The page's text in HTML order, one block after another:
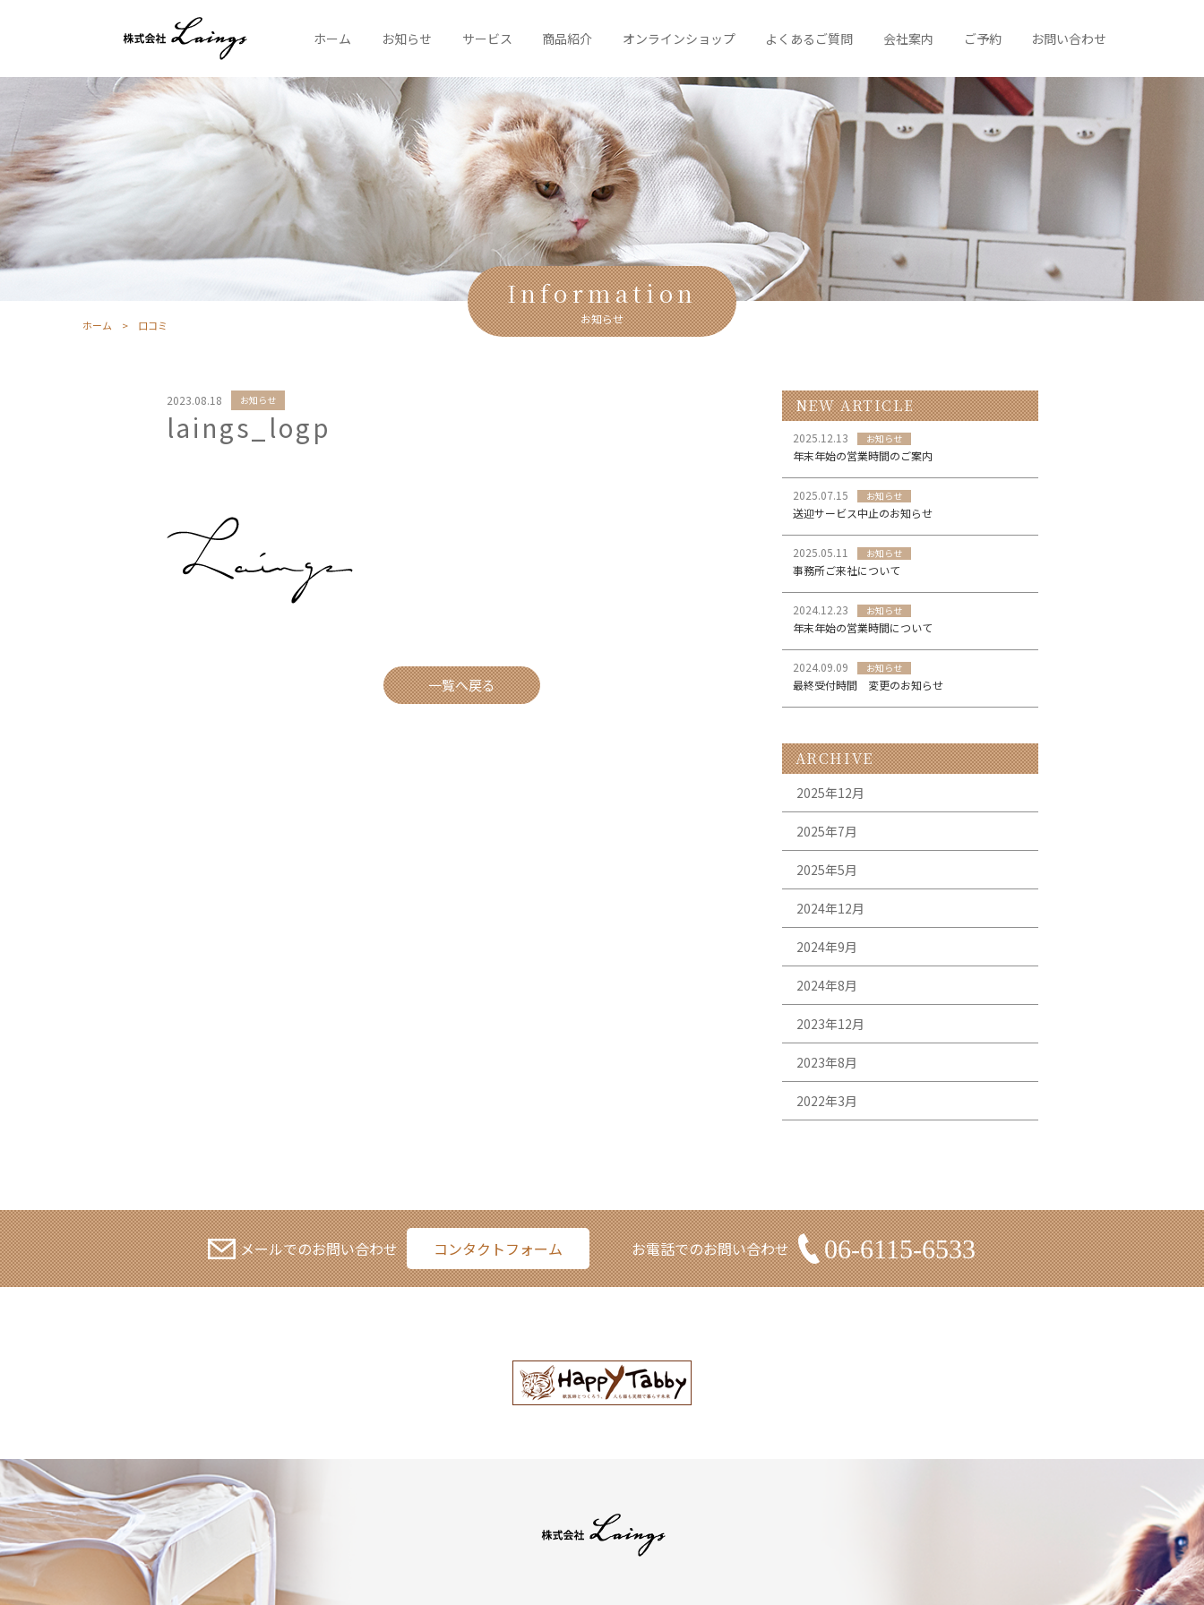
ホーム お知らせ サービス 商品紹介 オンラインショップ よくあるご質問 会社案内 ご予約 お問い合わせ
Information
お知らせ
ホーム 口コミ
2023.08.18 お知らせ
laings_logp
一覧へ戻る
NEW ARTICLE
2025.12.13 お知らせ
年末年始の営業時間のご案内
2025.07.15 お知らせ
送迎サービス中止のお知らせ
2025.05.11 お知らせ
事務所ご来社について
2024.12.23 お知らせ
年末年始の営業時間について
2024.09.09 お知らせ
最終受付時間 変更のお知らせ
ARCHIVE
2025年12月
2025年7月
2025年5月
2024年12月
2024年9月
2024年8月
2023年12月
2023年8月
2022年3月
メールでのお問い合わせ コンタクトフォーム お電話でのお問い合わせ 06-6115-6533